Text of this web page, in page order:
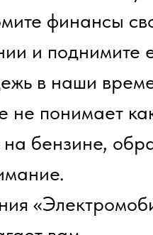
проезд по всем
трассам;
стоимость
зарядки и
обязательство
в РФ
кейсы: пример
эксплуатации